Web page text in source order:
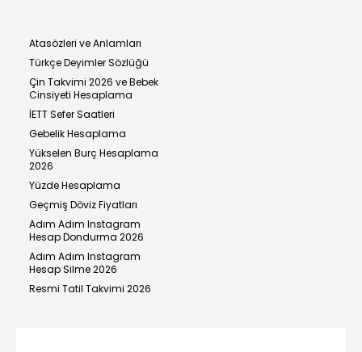
Atasözleri ve Anlamları
Türkçe Deyimler Sözlüğü
Çin Takvimi 2026 ve Bebek
Cinsiyeti Hesaplama
İETT Sefer Saatleri
Gebelik Hesaplama
Yükselen Burç Hesaplama
2026
Yüzde Hesaplama
Geçmiş Döviz Fiyatları
Adım Adım Instagram
Hesap Dondurma 2026
Adım Adım Instagram
Hesap Silme 2026
Resmi Tatil Takvimi 2026